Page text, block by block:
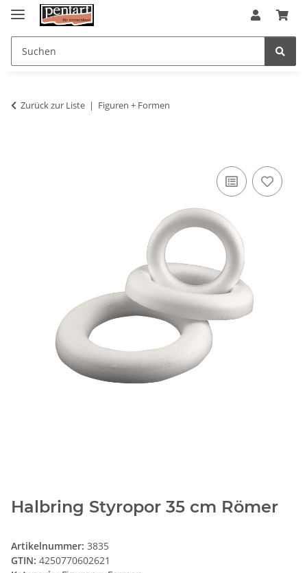
Zurück zur Liste Figuren + Formen
Halbring Styropor 35 cm Römer
Artikelnummer: 3835
GTIN: 4250770602621